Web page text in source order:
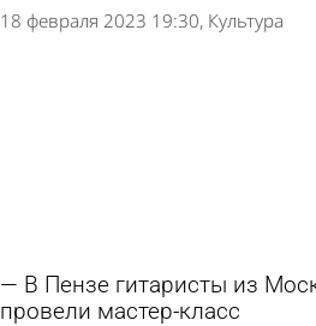
18 февраля 2023 19:30 Культура
В Пензе гитаристы из
провели мастер-класс